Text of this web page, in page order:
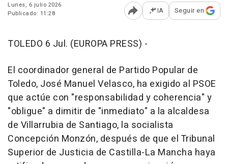
Lunes, 6 julio 2026
Publicado: 11:28
Abrir opciones para
IA Seguir en
TOLEDO 6 Jul. (EUROPA PRESS) -
El coordinador general de Partido Popular de
Toledo, José Manuel Velasco, ha exigido al PSOE
que actúe con "responsabilidad y coherencia" y
"obligue" a dimitir de "inmediato" a la alcaldesa
de Villarrubia de Santiago, la socialista
Concepción Monzón, después de que el Tribunal
Superior de Justicia de Castilla-La Mancha haya